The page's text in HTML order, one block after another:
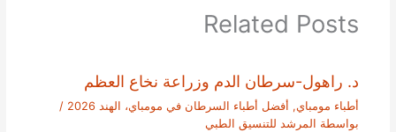
Related Posts
د. راهول-سرطان الدم وزراعة نخاع العظم
أطباء مومباي, أفضل أطباء السرطان في مومباي، الهند 2026
/
بواسطة المرشد للتنسيق الطبي